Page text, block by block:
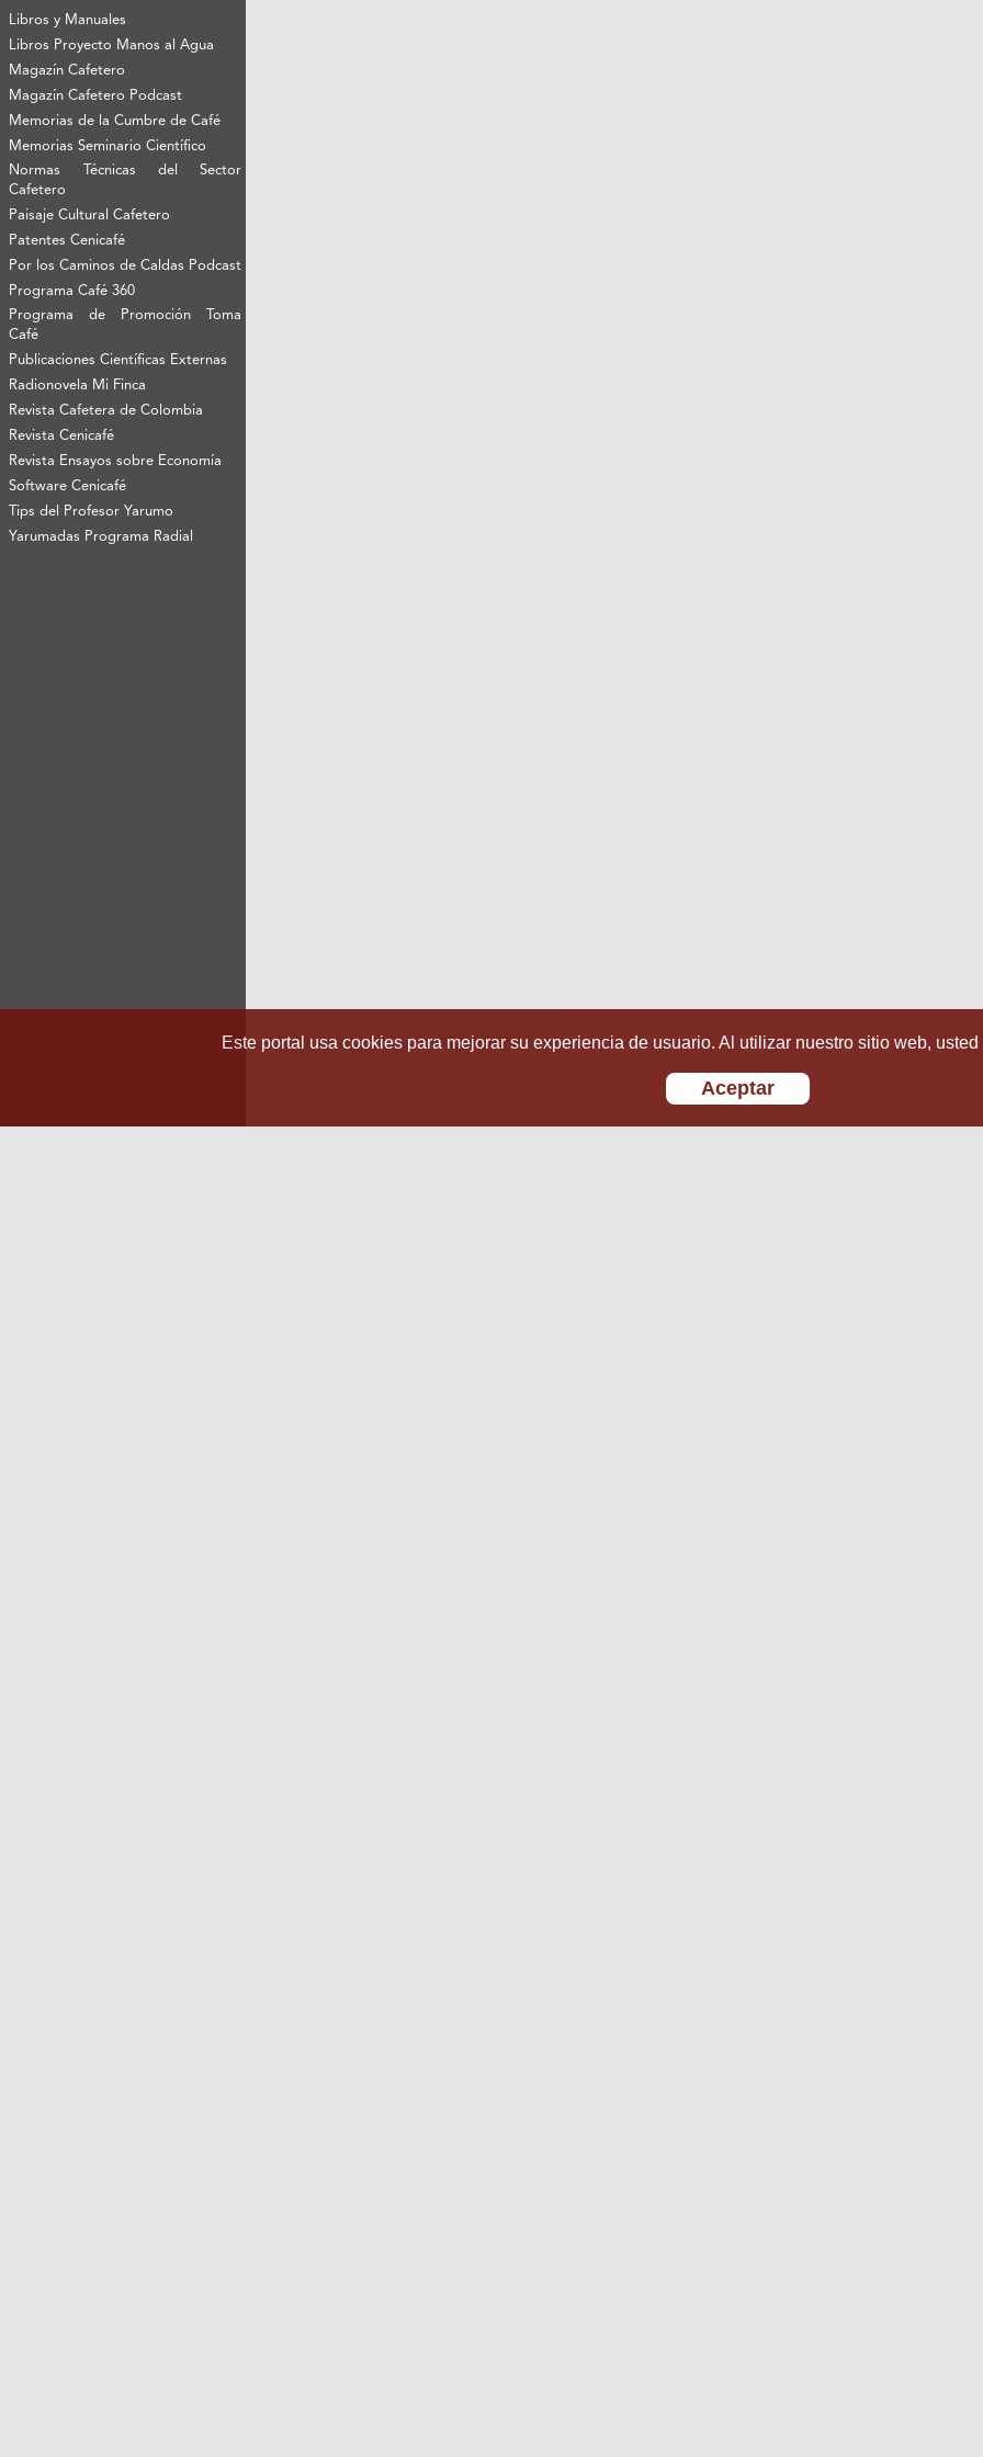
Libros y Manuales
Libros Proyecto Manos al Agua
Magazín Cafetero
Magazín Cafetero Podcast
Memorias de la Cumbre de Café
Memorias Seminario Científico
Normas Técnicas del Sector
Cafetero
Paisaje Cultural Cafetero
Patentes Cenicafé
Por los Caminos de Caldas Podcast
Programa Café 360
Programa de Promoción Toma
Café
Publicaciones Científicas Externas
Radionovela Mi Finca
Revista Cafetera de Colombia
Revista Cenicafé
Revista Ensayos sobre Economía
Software Cenicafé
Tips del Profesor Yarumo
Yarumadas Programa Radial
Este portal usa cookies para mejorar su experiencia de usuario. Al utilizar nuestro sitio web,
Aceptar